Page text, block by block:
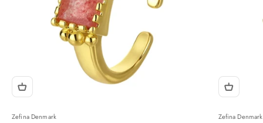
Zefina Denmark Zefina Denmark